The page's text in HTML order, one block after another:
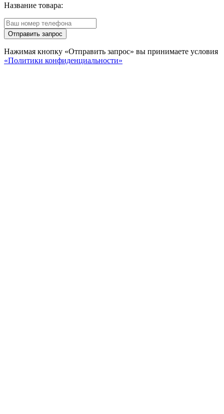
Название товара:
Отправить запрос
Нажимая кнопку «Отправить запрос» вы принимаете условия
«Политики конфиденциальности»